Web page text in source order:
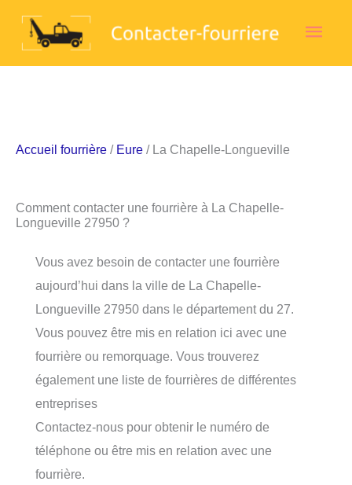
Accueil fourrière / Eure / La Chapelle-Longueville
Comment contacter une fourrière à La Chapelle-
Longueville 27950 ?
Vous avez besoin de contacter une fourrière
aujourd’hui dans la ville de La Chapelle-
Longueville 27950 dans le département du 27.
Vous pouvez être mis en relation ici avec une
fourrière ou remorquage. Vous trouverez
également une liste de fourrières de différentes
entreprises
Contactez-nous pour obtenir le numéro de
téléphone ou être mis en relation avec une
fourrière.